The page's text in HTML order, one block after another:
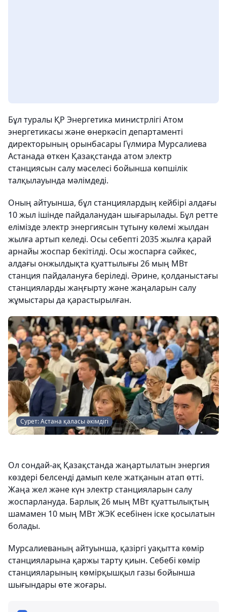
Бұл туралы ҚР Энергетика министрлігі Атом
энергетикасы және өнеркәсіп департаменті
директорының орынбасары Гүлмира Мурсалиева
Астанада өткен Қазақстанда атом электр
станциясын салу мәселесі бойынша көпшілік
талқылауында мәлімдеді.
Оның айтуынша, бұл станциялардың кейбірі алдағы
10 жыл ішінде пайдаланудан шығарылады. Бұл ретте
елімізде электр энергиясын тұтыну көлемі жылдан
жылға артып келеді. Осы себепті 2035 жылға қарай
арнайы жоспар бекітілді. Осы жоспарға сәйкес,
алдағы онжылдықта қуаттылығы 26 мың МВт
станция пайдалануға беріледі. Әрине, қолданыстағы
станцияларды жаңғырту және жаңаларын салу
жұмыстары да қарастырылған.
Сурет: Астана қаласы әкімдігі
Ол сондай-ақ Қазақстанда жаңартылатын энергия
көздері белсенді дамып келе жатқанын атап өтті.
Жаңа жел және күн электр станцияларын салу
жоспарлануда. Барлық 26 мың МВт қуаттылықтың
шамамен 10 мың МВт ЖЭК есебінен іске қосылатын
болады.
Мурсалиеваның айтуынша, қазіргі уақытта көмір
станцияларына қаржы тарту қиын. Себебі көмір
станцияларының көмірқышқыл газы бойынша
шығындары өте жоғары.